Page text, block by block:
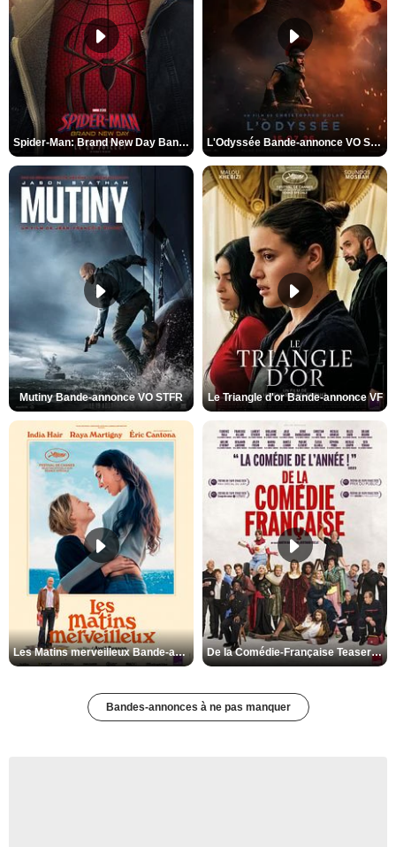
Spider-Man: Brand New Day Bande-annonce VO STFR L'Odyssée Bande-annonce VO STFR
Mutiny Bande-annonce VO STFR Le Triangle d'or Bande-annonce VF
Les Matins merveilleux Bande-annonce VF De la Comédie-Française Teaser VF
Bandes-annonces à ne pas manquer